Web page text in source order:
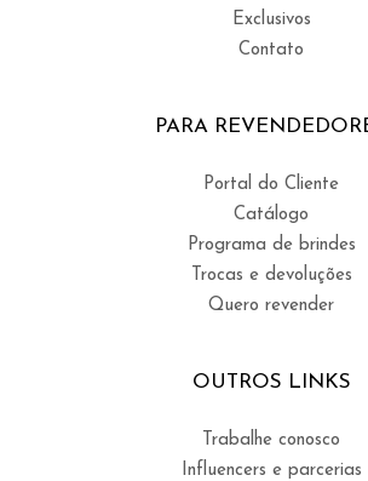
Exclusivos
Contato
PARA
Portal do Cliente
Catálogo
Programa de brindes
Trocas e devoluções
Quero revender
OUTROS LINKS
Trabalhe conosco
Influencers e parcerias